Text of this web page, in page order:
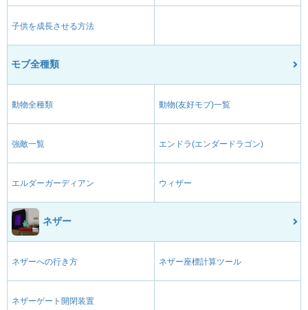
子供を成長させる方法
モブ全種類
動物全種類 動物(友好モブ)一覧
強敵一覧 エンドラ(エンダードラゴン)
エルダーガーディアン ウィザー
ネザー
ネザーへの行き方 ネザー座標計算ツール
ネザーゲート開閉装置